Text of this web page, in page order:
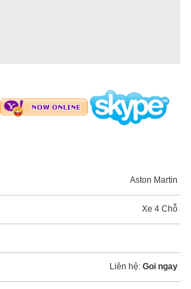
Aston Martin
Xe 4 Chỗ
Liên hệ: Goi ngay